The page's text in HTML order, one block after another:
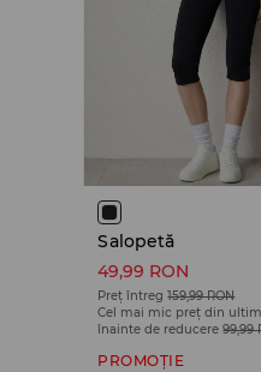
Salopetă
49,99 RON
Preț întreg 159,99 RON
Cel mai mic preț din
înainte de reducere 99,99
PROMOȚIE